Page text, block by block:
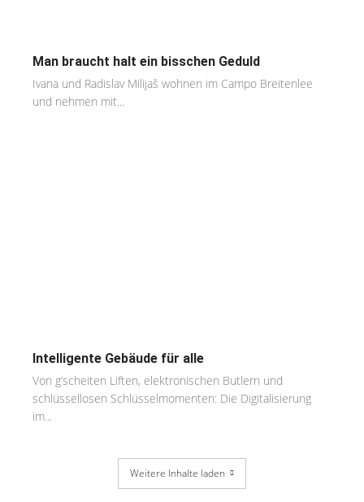
Man braucht halt ein bisschen Geduld
Ivana und Radislav Milijaš wohnen im Campo Breitenlee
und nehmen mit...
Intelligente Gebäude für alle
Von g’scheiten Liften, elektronischen Butlern und
schlüssellosen Schlüsselmomenten: Die Digitalisierung
im...
Weitere Inhalte laden